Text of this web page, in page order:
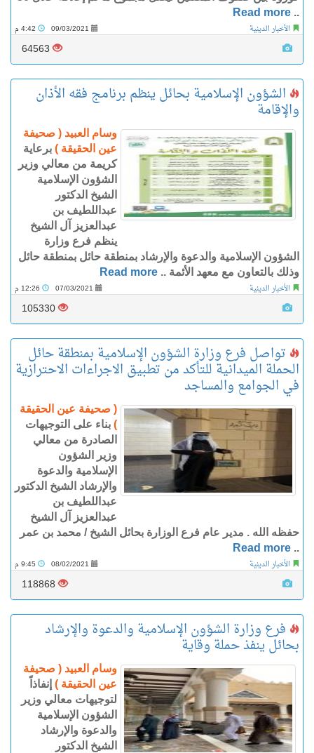
..
Read more
الأخبار الدينية 09/03/2021
64563
الشؤون الإسلامية بحائل ينظم برنامج فقه الأذان
والإقامة
وسام العبيد ( صحيفة
عين الحقيقة ) برعاية
كريمة من معالي وزير
الشؤون الإسلامية
الشيخ الدكتور
عبداللطيف بن
عبدالعزيز آل الشيخ
ينظم فرع وزارة
الشؤون الإسلامية والدعوة والإرشاد بمنطقة حائل بمنطقة حائل
وذلك بالتعاون مع معهد الأئمة .. Read more
الأخبار الدينية 07/03/2021
105330
تواصل فرع وزارة الشؤون الإسلامية بمنطقة حائل
الحملة الميدانية للتأكد من تطبيق الاجراءات الاحترازية
في الجوامع والمساجد
( صحيفة عين الحقيقة
) بناء على التوجيهات
الصادرة من معالي
وزير الشؤون
الإسلامية والدعوة
والإرشاد الشيخ الدكتور
عبداللطيف بن
عبدالعزيز آل الشيخ
حفظه الله . مدير عام فرع الوزارة بحائل الشيخ / محمد بن عمر
..
Read more
الأخبار الدينية 08/02/2021
118868
فرع وزارة الشؤون الإسلامية والدعوة والإرشاد
بحائل ينفذ حملة وقاية
وسام العبيد ( صحيفة
عين الحقيقة ) إنفاذاً
لتوجيهات معالي وزير
الشؤون الإسلامية
والدعوة والإرشاد
الشيخ الدكتور